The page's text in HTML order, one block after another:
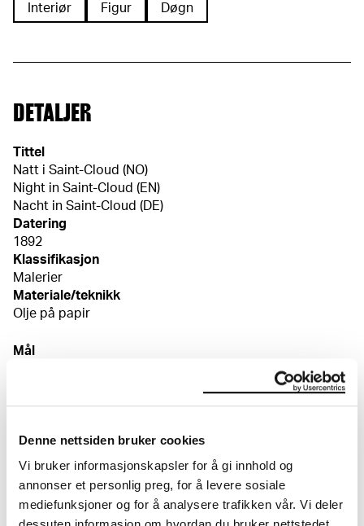
Denne nettsiden bruker cookies
Vi bruker informasjonskapsler for å gi innhold og
annonser et personlig preg, for å levere sosiale
mediefunksjoner og for å analysere trafikken vår. Vi deler
Interiør Figur Døgn
DETALJER
Tittel
Natt i Saint-Cloud (NO)
Night in Saint-Cloud (EN)
Nacht in Saint-Cloud (DE)
Datering
1892
Klassifikasjon
Malerier
Materiale/teknikk
Olje på papir
Mål
Usignert
I privat eie
Bibliografi
"Property from an Important Private Collecition. Europe:
Natt i Saint-Cloud (Night in Saint-Cloud)". Impressionist
& Modern Art. Evening sale, auksjonskat. Sotheby’s,